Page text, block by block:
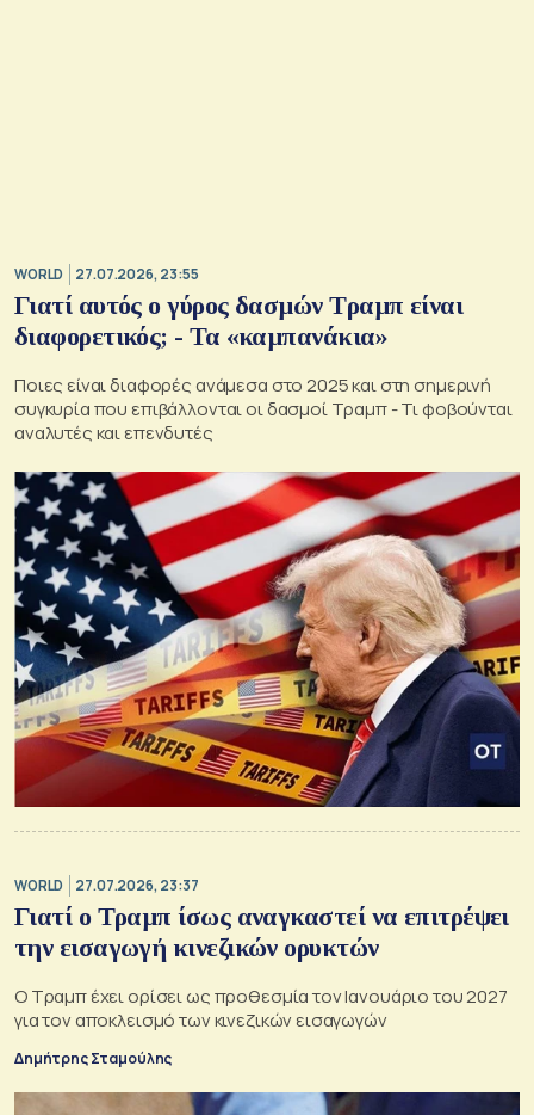
WORLD 27.07.2026, 23:55
Γιατί αυτός ο γύρος δασμών Τραμπ είναι
διαφορετικός; - Τα «καμπανάκια»
Ποιες είναι διαφορές ανάμεσα στο 2025 και στη σημερινή
συγκυρία που επιβάλλονται οι δασμοί Τραμπ - Τι φοβούνται
αναλυτές και επενδυτές
WORLD 27.07.2026, 23:37
Γιατί ο Τραμπ ίσως αναγκαστεί να επιτρέψει
την εισαγωγή κινεζικών ορυκτών
Ο Τραμπ έχει ορίσει ως προθεσμία τον Ιανουάριο του 2027
για τον αποκλεισμό των κινεζικών εισαγωγών
Δημήτρης Σταμούλης